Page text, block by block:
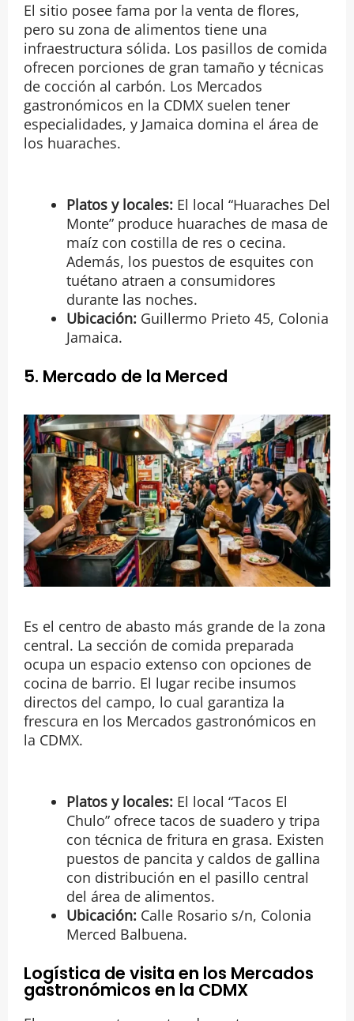
El sitio posee fama por la venta de flores,
pero su zona de alimentos tiene una
infraestructura sólida. Los pasillos de comida
ofrecen porciones de gran tamaño y técnicas
de cocción al carbón. Los Mercados
gastronómicos en la CDMX suelen tener
especialidades, y Jamaica domina el área de
los huaraches.
Platos y locales:El local “Huaraches Del
Monte” produce huaraches de masa de
maíz con costilla de res o cecina.
Además, los puestos de esquites con
tuétano atraen a consumidores
durante las noches.
Ubicación:Guillermo Prieto 45, Colonia
Jamaica.
5. Mercado de la Merced
Es el centro de abasto más grande de la zona
central. La sección de comida preparada
ocupa un espacio extenso con opciones de
cocina de barrio. El lugar recibe insumos
directos del campo, lo cual garantiza la
frescura en los Mercados gastronómicos en
la CDMX.
Platos y locales:El local “Tacos El
Chulo” ofrece tacos de suadero y tripa
con técnica de fritura en grasa. Existen
puestos de pancita y caldos de gallina
con distribución en el pasillo central
del área de alimentos.
Ubicación:Calle Rosario s/n, Colonia
Merced Balbuena.
Logística de visita en los Mercados
gastronómicos en la CDMX